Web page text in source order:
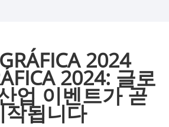
2024
2024: 글로
업 이벤트가 곧
작됩니다